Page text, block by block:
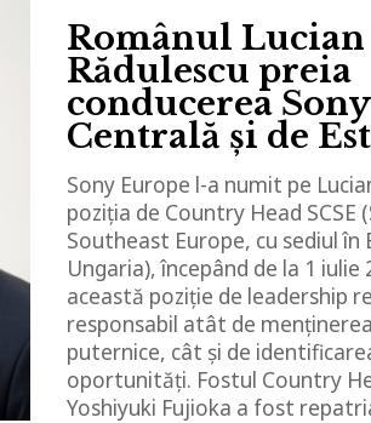
Românul Lucian
Rădulescu preia
conducerea
Centrală și de Est
Sony Europe l-a numit pe
poziția de Country Head SCSE
Southeast Europe, cu sediul în
Ungaria), începând de la 1 iulie
această poziție de leadership
responsabil atât de
puternice, cât și de
oportunități. Fostul Country
Yoshiyuki Fujioka a fost